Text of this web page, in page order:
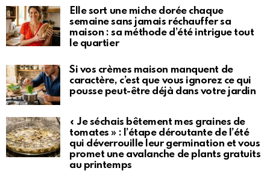
Elle sort une miche dorée chaque
semaine sans jamais réchauffer sa
maison : sa méthode d’été intrigue tout
le quartier
Si vos crèmes maison manquent de
caractère, c’est que vous ignorez ce qui
pousse peut-être déjà dans votre jardin
« Je séchais bêtement mes graines de
tomates » : l’étape déroutante de l’été
qui déverrouille leur germination et vous
promet une avalanche de plants gratuits
au printemps